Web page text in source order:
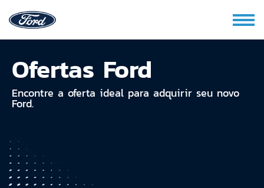
Ofertas Ford
Encontre a oferta ideal para adquirir seu novo
Ford.